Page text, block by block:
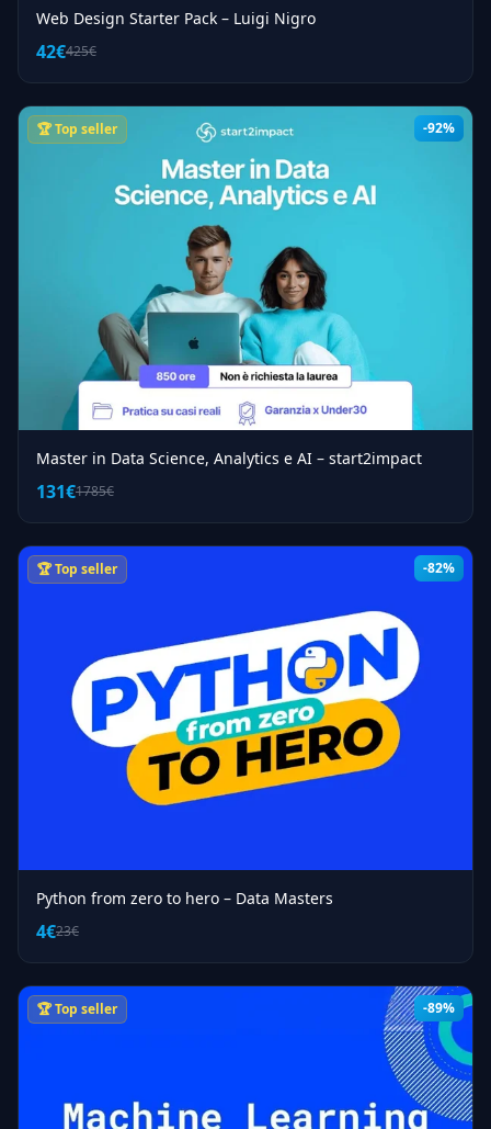
Web Design Starter Pack – Luigi Nigro
42€425€
-92%
🏆 Top seller
Master in Data Science, Analytics e AI – start2impact
131€1785€
-82%
🏆 Top seller
Python from zero to hero – Data Masters
4€23€
-89%
🏆 Top seller